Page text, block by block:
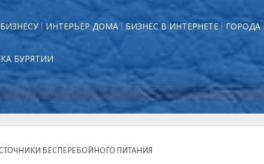
БИЗНЕСУ ИНТЕРЬЕР ДОМА БИЗНЕС В ИНТЕРНЕТЕ ГОРОДА
БУРЯТИИ
БЕСПЕРЕБОЙНОГО ПИТАНИЯ